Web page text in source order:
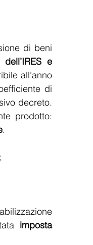
di beni
e
all’anno
di
decreto.
.
imposta